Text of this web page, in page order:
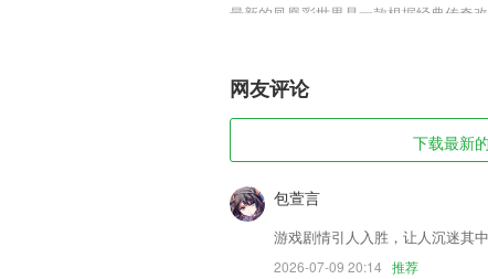
最新的凤凰彩世界是一款根据经典传奇
式，广阔的场景地图，多种副本boss
最新的凤凰彩世界软件特色
2,【丰富表情】Emoji、超多颜文字，让
3,精准的“三农”新闻资讯推荐。
4,【完备韩语词库】
5,每一笔订单都有相应的报酬，只要完
网友评论
下载最新
包萱言
游戏剧情引人入胜，让人沉迷其中
2026-07-09 20:14 推荐